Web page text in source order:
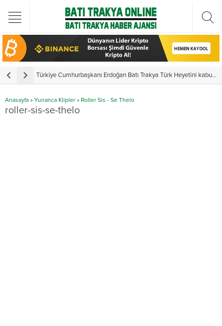
Türkiye Cumhurbaşkanı Erdoğan Batı Trakya Türk Heyetini kabul etti
Anasayfa » Yunanca Klipler » Roller Sis - Se Thelo
roller-sis-se-thelo